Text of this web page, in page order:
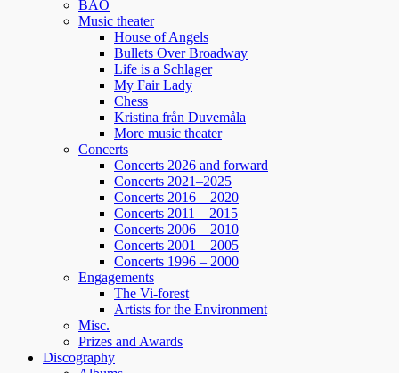
Helen Sjöholm
2 months ago
Fler biljetter släppta. Vi ses i Näsåker den 15
augusti.
View on Facebook
10 58
Helen Sjöholm
3 months ago
JOJJE
Det är fortfarande helt overkligt att du är borta.
dagar innan du lämnade oss. Allt var som vanligt
- du spelade så fantastiskt.
BAO
Music theater
House of Angels
Bullets Over Broadway
Life is a Schlager
My Fair Lady
Chess
Kristina från Duvemåla
More music theater
Concerts
Concerts 2026 and forward
Concerts 2021–2025
Concerts 2016 – 2020
Concerts 2011 – 2015
Concerts 2006 – 2010
Concerts 2001 – 2005
Concerts 1996 – 2000
Engagements
The Vi-forest
Artists for the Environment
Misc.
Prizes and Awards
Discography